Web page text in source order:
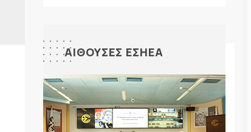
ΑΙΘΟΥΣΕΣ ΕΣΗΕΑ